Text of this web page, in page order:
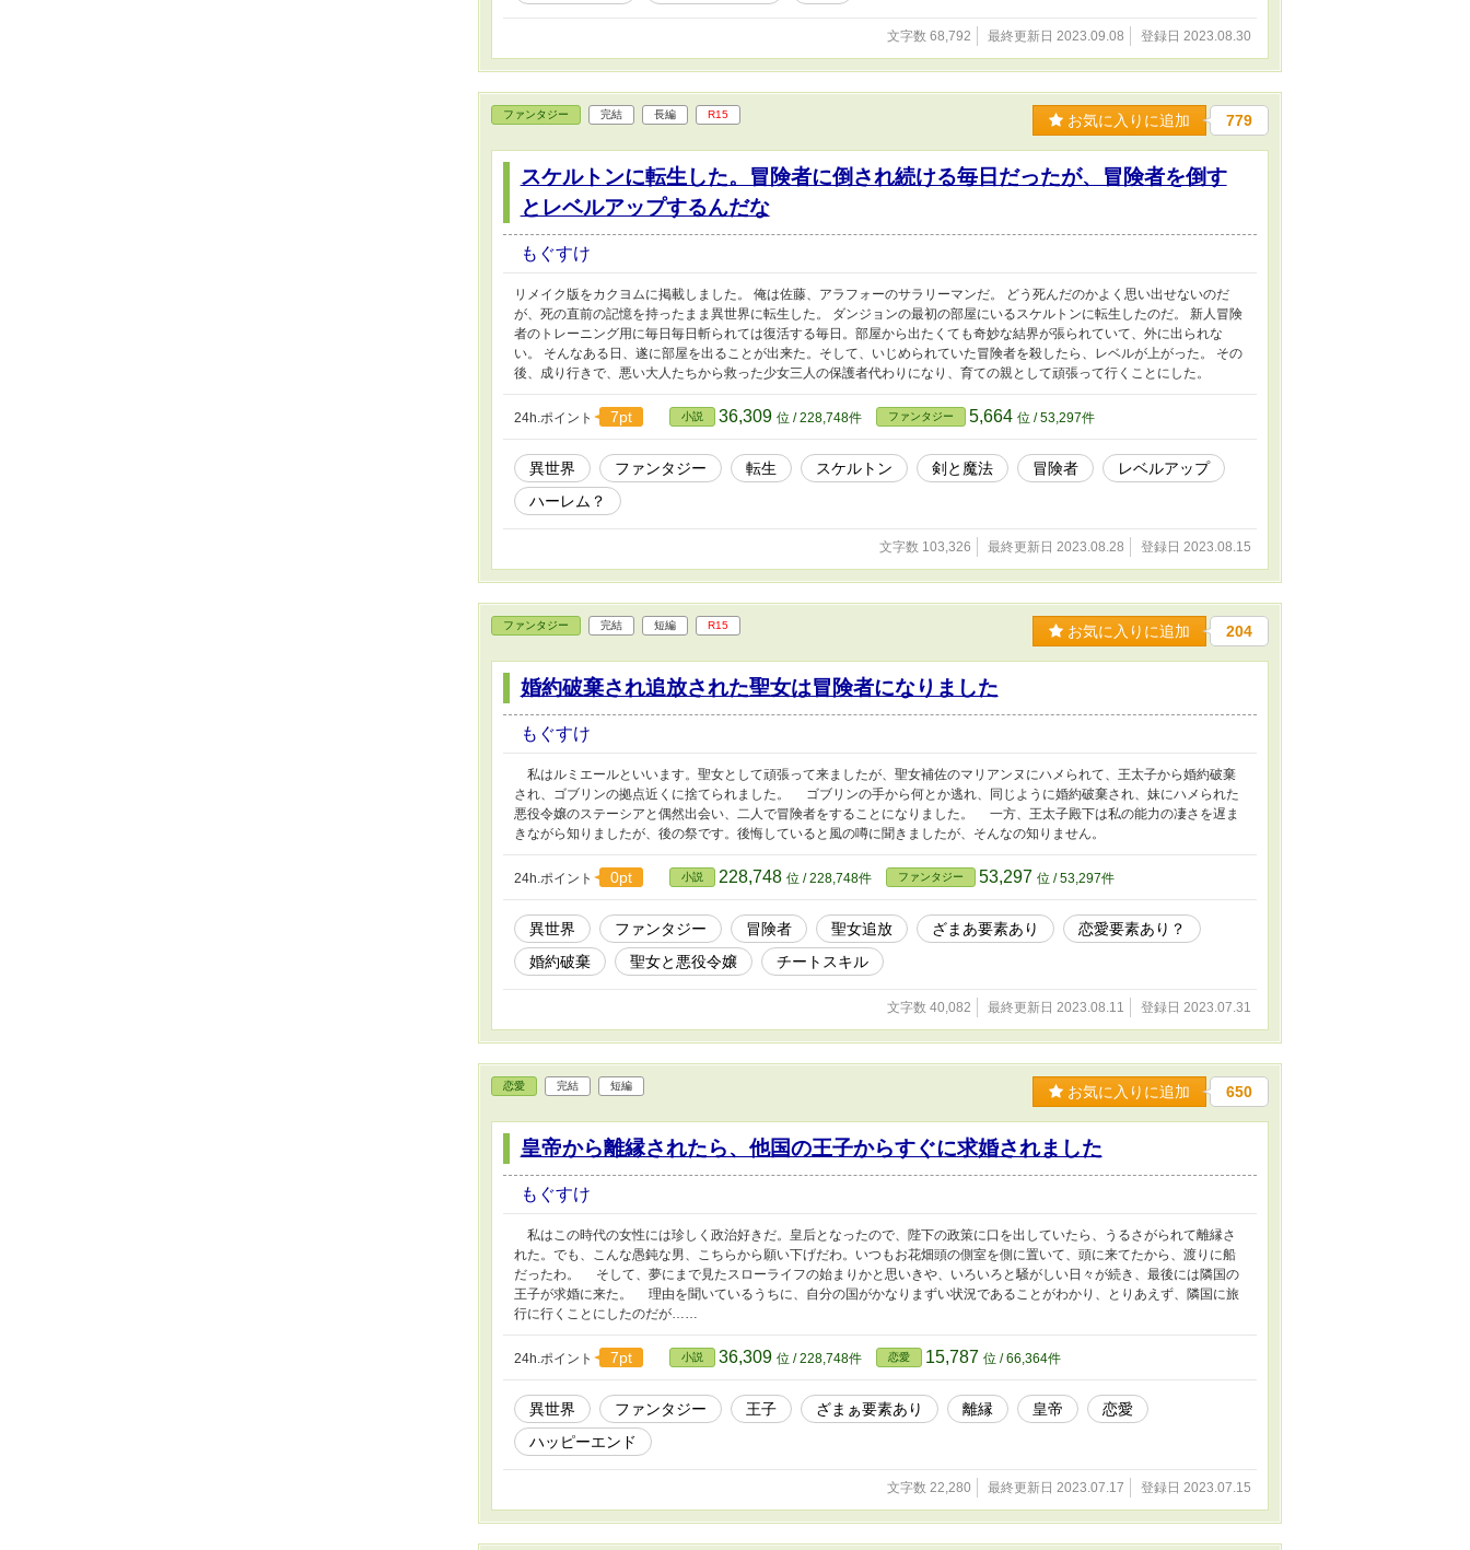
文字数 68,792 最終更新日 2023.09.08 登録日 2023.08.30
ファンタジー 完結 長編 R15 お気に入りに追加 779
スケルトンに転生した。冒険者に倒され続ける毎日だったが、冒険者を倒す
とレベルアップするんだな
もぐすけ
リメイク版をカクヨムに掲載しました。 俺は佐藤、アラフォーのサラリーマンだ。 どう死んだのかよく思い出せないのだ
が、死の直前の記憶を持ったまま異世界に転生した。 ダンジョンの最初の部屋にいるスケルトンに転生したのだ。 新人冒険
者のトレーニング用に毎日毎日斬られては復活する毎日。部屋から出たくても奇妙な結界が張られていて、外に出られな
い。 そんなある日、遂に部屋を出ることが出来た。そして、いじめられていた冒険者を殺したら、レベルが上がった。 その
後、成り行きで、悪い大人たちから救った少女三人の保護者代わりになり、育ての親として頑張って行くことにした。
24h.ポイント 7pt 小説 36,309 位 / 228,748件 ファンタジー 5,664 位 / 53,297件
異世界 ファンタジー 転生 スケルトン 剣と魔法 冒険者
レベルアップ
ハーレム？
文字数 103,326 最終更新日 2023.08.28 登録日 2023.08.15
ファンタジー 完結 短編 R15 お気に入りに追加 204
婚約破棄され追放された聖女は冒険者になりました
もぐすけ
私はルミエールといいます。聖女として頑張って来ましたが、聖女補佐のマリアンヌにハメられて、王太子から婚約破棄
され、ゴブリンの拠点近くに捨てられました。 ゴブリンの手から何とか逃れ、同じように婚約破棄され、妹にハメられた
悪役令嬢のステーシアと偶然出会い、二人で冒険者をすることになりました。 一方、王太子殿下は私の能力の凄さを遅ま
きながら知りましたが、後の祭です。後悔していると風の噂に聞きましたが、そんなの知りません。
24h.ポイント 0pt 小説 228,748 位 / 228,748件 ファンタジー 53,297 位 / 53,297件
異世界 ファンタジー 冒険者 聖女追放 ざまあ要素あり
恋愛要素あり？
婚約破棄
聖女と悪役令嬢 チートスキル
文字数 40,082 最終更新日 2023.08.11 登録日 2023.07.31
恋愛 完結 短編 お気に入りに追加 650
皇帝から離縁されたら、他国の王子からすぐに求婚されました
もぐすけ
私はこの時代の女性には珍しく政治好きだ。皇后となったので、陛下の政策に口を出していたら、うるさがられて離縁さ
れた。でも、こんな愚鈍な男、こちらから願い下げだわ。いつもお花畑頭の側室を側に置いて、頭に来てたから、渡りに船
だったわ。 そして、夢にまで見たスローライフの始まりかと思いきや、いろいろと騒がしい日々が続き、最後には隣国の
王子が求婚に来た。 理由を聞いているうちに、自分の国がかなりまずい状況であることがわかり、とりあえず、隣国に旅
行に行くことにしたのだが……
24h.ポイント 7pt 小説 36,309 位 / 228,748件 恋愛 15,787 位 / 66,364件
異世界 ファンタジー 王子 ざまぁ要素あり 離縁 皇帝
恋愛
ハッピーエンド
文字数 22,280 最終更新日 2023.07.17 登録日 2023.07.15